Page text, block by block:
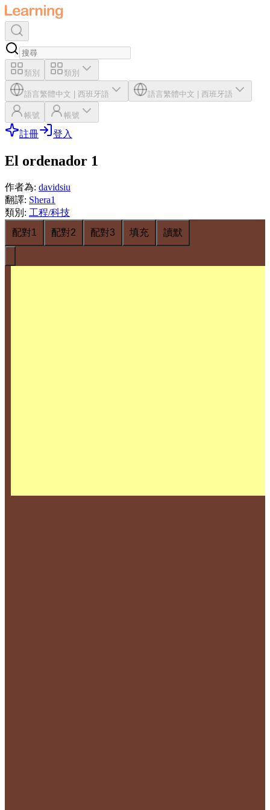
類別 類別
語言繁體中文 西班牙語 語言繁體中文 西班牙語
帳號 帳號
註冊 登入
El ordenador 1
作者為: davidsiu
翻譯: Shera1
類別 : 工程/科技
配對1
配對2 配對3 填充 讀默